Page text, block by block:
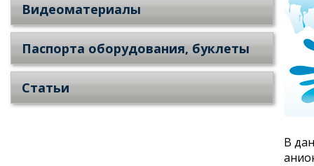
Видеоматериалы
Паспорта оборудования, буклеты
Статьи
В